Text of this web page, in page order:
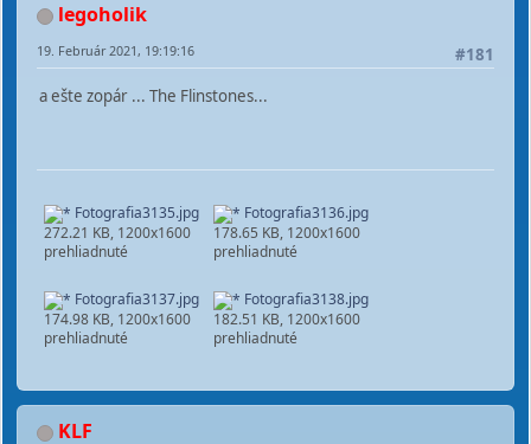
legoholik
#181
19. Február 2021, 19:19:16
a ešte zopár ... The Flinstones...
Fotografia3135.jpg
272.21 KB, 1200x1600
prehliadnuté
Fotografia3136.jpg
178.65 KB, 1200x1600
prehliadnuté
Fotografia3137.jpg
174.98 KB, 1200x1600
prehliadnuté
Fotografia3138.jpg
182.51 KB, 1200x1600
prehliadnuté
KLF